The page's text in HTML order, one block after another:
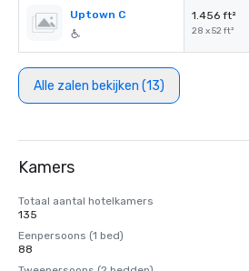
Uptown C 1.456 ft²
28 x 52 ft²
Alle zalen bekijken (13)
Kamers
Totaal aantal hotelkamers
135
Eenpersoons (1 bed)
88